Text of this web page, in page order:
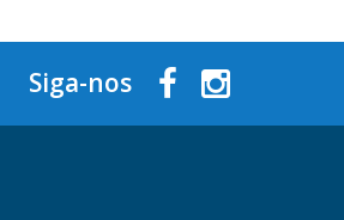
Siga-nos